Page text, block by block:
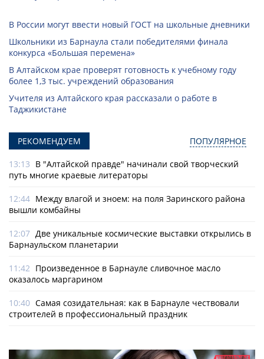
В России могут ввести новый ГОСТ на школьные дневники
Школьники из Барнаула стали победителями финала
конкурса «Большая перемена»
В Алтайском крае проверят готовность к учебному году
более 1,3 тыс. учреждений образования
Учителя из Алтайского края рассказали о работе в
Таджикистане
РЕКОМЕНДУЕМ ПОПУЛЯРНОЕ
13:13 В "Алтайской правде" начинали свой творческий
путь многие краевые литераторы
12:44 Между влагой и зноем: на поля Заринского района
вышли комбайны
12:07 Две уникальные космические выставки открылись в
Барнаульском планетарии
11:42 Произведенное в Барнауле сливочное масло
оказалось маргарином
10:40 Самая созидательная: как в Барнауле чествовали
строителей в профессиональный праздник